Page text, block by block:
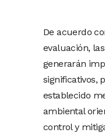
De acuerdo
evaluación,
generarán
significativos,
establecido
ambiental
control y